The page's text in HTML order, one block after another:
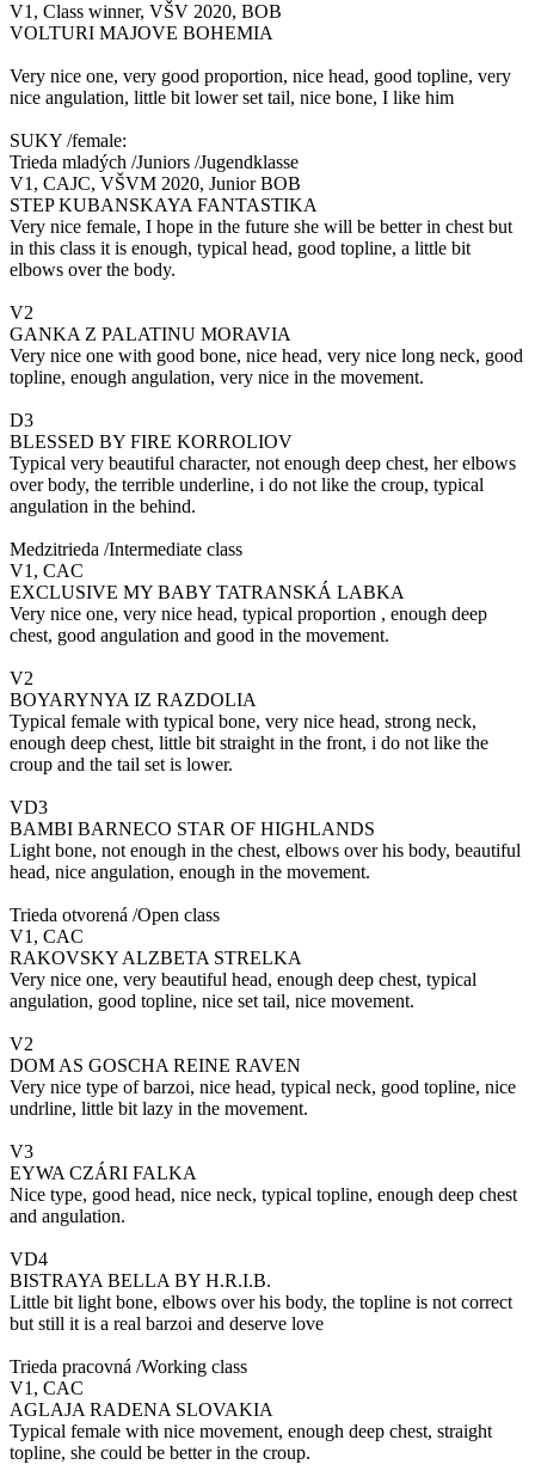
V1, Class winner, VŠV 2020, BOB
VOLTURI MAJOVE BOHEMIA
Very nice one, very good proportion, nice head, good topline, very
nice angulation, little bit lower set tail, nice bone, I like him
SUKY /female:
Trieda mladých /Juniors /Jugendklasse
V1, CAJC, VŠVM 2020, Junior BOB
STEP KUBANSKAYA FANTASTIKA
Very nice female, I hope in the future she will be better in chest but
in this class it is enough, typical head, good topline, a little bit
elbows over the body.
V2
GANKA Z PALATINU MORAVIA
Very nice one with good bone, nice head, very nice long neck, good
topline, enough angulation, very nice in the movement.
D3
BLESSED BY FIRE KORROLIOV
Typical very beautiful character, not enough deep chest, her elbows
over body, the terrible underline, i do not like the croup, typical
angulation in the behind.
Medzitrieda /Intermediate class
V1, CAC
EXCLUSIVE MY BABY TATRANSKÁ LABKA
Very nice one, very nice head, typical proportion , enough deep
chest, good angulation and good in the movement.
V2
BOYARYNYA IZ RAZDOLIA
Typical female with typical bone, very nice head, strong neck,
enough deep chest, little bit straight in the front, i do not like the
croup and the tail set is lower.
VD3
BAMBI BARNECO STAR OF HIGHLANDS
Light bone, not enough in the chest, elbows over his body, beautiful
head, nice angulation, enough in the movement.
Trieda otvorená /Open class
V1, CAC
RAKOVSKY ALZBETA STRELKA
Very nice one, very beautiful head, enough deep chest, typical
angulation, good topline, nice set tail, nice movement.
V2
DOM AS GOSCHA REINE RAVEN
Very nice type of barzoi, nice head, typical neck, good topline, nice
undrline, little bit lazy in the movement.
V3
EYWA CZÁRI FALKA
Nice type, good head, nice neck, typical topline, enough deep chest
and angulation.
VD4
BISTRAYA BELLA BY H.R.I.B.
Little bit light bone, elbows over his body, the topline is not correct
but still it is a real barzoi and deserve love
Trieda pracovná /Working class
V1, CAC
AGLAJA RADENA SLOVAKIA
Typical female with nice movement, enough deep chest, straight
topline, she could be better in the croup.